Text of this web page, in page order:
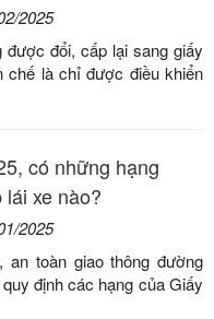
2025
đổi, cấp lại sang giấy
chế là chỉ được điều khiển
có những hạng
xe nào?
2025
an toàn giao thông đường
định các hạng của Giấy